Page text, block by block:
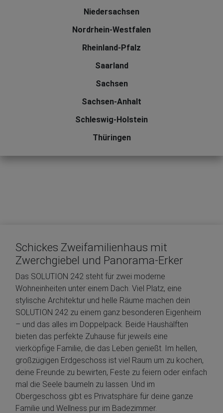
Niedersachsen
Nordrhein-Westfalen
Rheinland-Pfalz
Saarland
Sachsen
Sachsen-Anhalt
Schleswig-Holstein
Thüringen
Schickes Zweifamilienhaus mit
Zwerchgiebel und Panorama-Erker
Das SOLUTION 242 steht für zwei moderne
Wohneinheiten unter einem Dach. Viel Platz, eine
stylische Architektur und helle Räume machen dein
SOLUTION 242 zu einem ganz besonderen Eigenheim
– und das alles im Doppelpack. Beide Haushälften
bieten das perfekte Zuhause für jeweils eine
vierköpfige Familie, die das Leben genießt. Im hellen,
großzügigen Erdgeschoss ist viel Raum um zu kochen,
deine Freunde zu bewirten, Feste zu feiern oder einfach
mal die Seele baumeln zu lassen. Und im
Obergeschoss gibt es Privatsphäre für deine ganze
Familie und Wellness pur im Badezimmer.